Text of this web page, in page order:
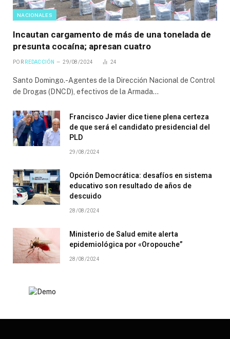
NACIONALES
Incautan cargamento de más de una tonelada de
presunta cocaína; apresan cuatro
POR REDACCIÓN 29/08/2024 24
Santo Domingo.-Agentes de la Dirección Nacional de Control
de Drogas (DNCD), efectivos de la Armada…
Francisco Javier dice tiene plena certeza
de que será el candidato presidencial del
PLD
29/08/2024
Opción Democrática: desafíos en sistema
educativo son resultado de años de
descuido
28/08/2024
Ministerio de Salud emite alerta
epidemiológica por «Oropouche”
28/08/2024